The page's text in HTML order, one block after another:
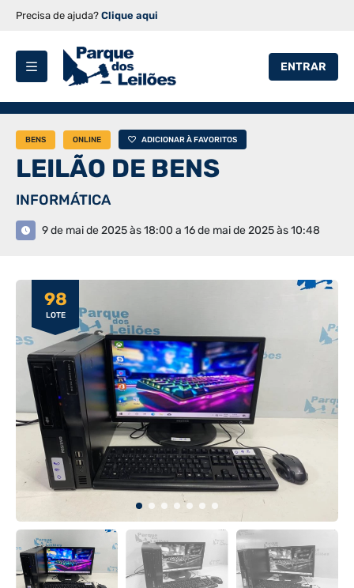
Precisa de ajuda? Clique aqui
ENTRAR
BENS ONLINE ADICIONAR À FAVORITOS
LEILÃO DE BENS
INFORMÁTICA
9 de mai de 2025 às 18:00 a 16 de mai de 2025 às 10:48
98
LOTE